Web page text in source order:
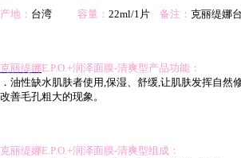
产地： 台湾 容量： 22ml/1片 备注： 克丽缇娜
克丽缇娜E.P.O.+润泽面膜-清爽型产品功能：
．油性缺水肌肤者使用,保湿、舒缓,让肌肤发挥自然
改善毛孔粗大的现象。
克丽缇娜E.P.O.+润泽面膜-清爽型组成：